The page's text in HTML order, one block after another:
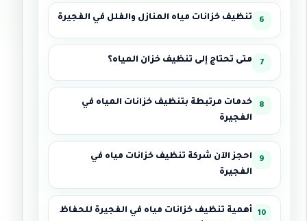
تنظيف خزانات مياه المنازل والفلل في الفجيرة
متى تحتاج إلى تنظيف خزان المياه؟
خدمات مرتبطة بتنظيف خزانات المياه في
الفجيرة
احجز الآن شركة تنظيف خزانات مياه في
الفجيرة
أهمية تنظيف خزانات مياه في الفجيرة للحفاظ